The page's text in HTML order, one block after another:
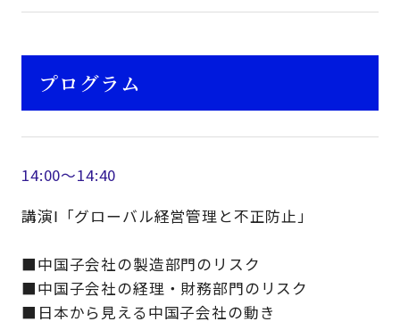
プログラム
14:00～14:40
講演Ⅰ「グローバル経営管理と不正防止」
■中国子会社の製造部門のリスク
■中国子会社の経理・財務部門のリスク
■日本から見える中国子会社の動き